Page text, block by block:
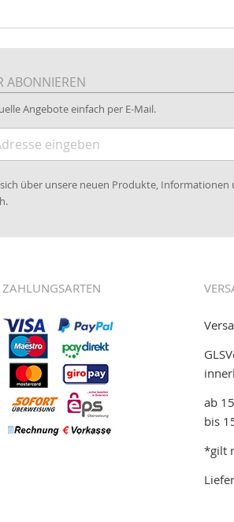
ABONNIEREN
Angebote einfach per E-Mail.
über unsere neuen Produkte,
ZAHLUNGSARTEN
ab
bis
*gilt